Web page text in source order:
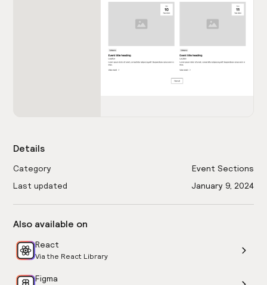
Details
Category
Event Sections
Last updated
January 9, 2024
Also available on
React
Via the React Library
Figma